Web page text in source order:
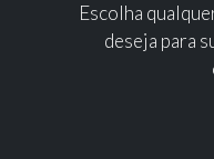
Escolha
deseja para